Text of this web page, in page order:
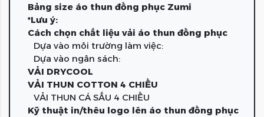
Bảng size áo thun đồng phục Zumi
*Lưu ý:
Cách chọn chất liệu vải áo thun đồng phục
Dựa vào môi trường làm việc:
Dựa vào ngân sách:
VẢI DRYCOOL
VẢI THUN COTTON 4 CHIỀU
VẢI THUN CÁ SẤU 4 CHIỀU
Kỹ thuật in/thêu logo lên áo thun đồng phục